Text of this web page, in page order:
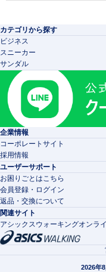
カテゴリから探す
ビジネス
スニーカー
サンダル
企業情報
コーポレートサイト
採用情報
ユーザーサポート
お困りごとはこちら
会員登録・ログイン
返品・交換について
関連サイト
アシックスウォーキングオンラ
2026年8